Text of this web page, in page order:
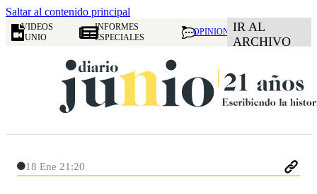
Saltar al contenido principal
VIDEOS
JUNIO
INFORMES
ESPECIALES
OPINION IR AL
ARCHIVO
18 Ene 21:20